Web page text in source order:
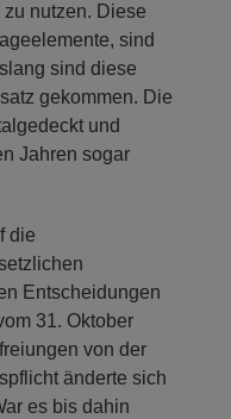
nutzen. Diese
sind
sind diese
gekommen. Die
und
Jahren sogar
die
Entscheidungen
31. Oktober
von der
änderte sich
es bis dahin